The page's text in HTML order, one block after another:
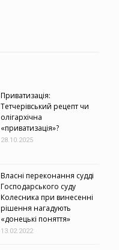
Приватизація:
Тетчерівський рецепт чи
олігархічна
«приватизація»?
28.10.2025
Власні переконання судді
Господарського суду
Колесника при винесенні
рішення нагадують
«донецькі поняття»
13.02.2022